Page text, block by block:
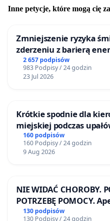
Inne petycje, które mogą cię
Zmniejszenie ryzyka
zderzeniu z barierą
2 657 podpisów
983 Podpisy / 24 godzin
23 Jul 2026
Krótkie spodnie dla
miejskiej podczas
160 podpisów
160 Podpisy / 24 godzin
9 Aug 2026
NIE WIDAĆ CHOROBY.
POTRZEBĘ POMOCY.
Airport o przystąpienie
130 podpisów
130 Podpisy / 24 godzin